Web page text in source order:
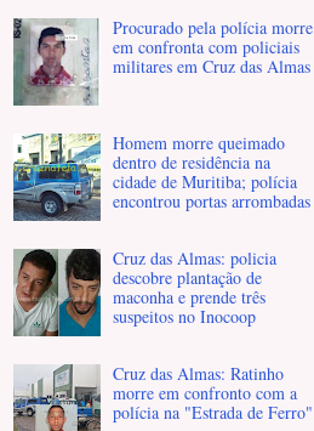
Procurado pela polícia morre
em confronta com policiais
militares em Cruz das Almas
Homem morre queimado
dentro de residência na
cidade de Muritiba; polícia
encontrou portas arrombadas
Cruz das Almas: policia
descobre plantação de
maconha e prende três
suspeitos no Inocoop
Cruz das Almas: Ratinho
morre em confronto com a
polícia na "Estrada de Ferro"